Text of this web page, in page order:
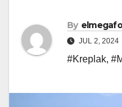
By
JUL 2, 2024
#Kreplak,